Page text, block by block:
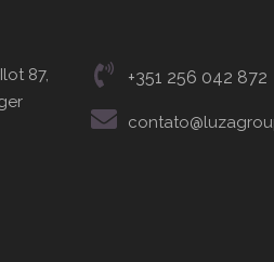
87,
+351 256 042 872